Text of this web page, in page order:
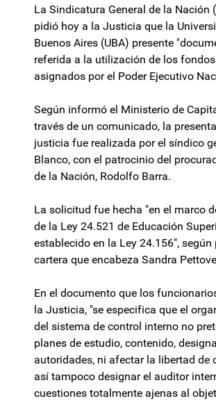
La Sindicatura General de la Nación
pidió hoy a la Justicia que la
Buenos Aires (UBA) presente
referida a la utilización de los
asignados por el Poder Ejecutivo
Según informó el Ministerio de
través de un comunicado, la
justicia fue realizada por el síndico
Blanco, con el patrocinio del
de la Nación, Rodolfo Barra.
La solicitud fue hecha "en el marco
de la Ley 24.521 de Educación
establecido en la Ley 24.156", según
cartera que encabeza Sandra
En el documento que los
la Justicia, "se especifica que el
del sistema de control interno no
planes de estudio, contenido,
autoridades, ni afectar la libertad de
así tampoco designar el auditor
cuestiones totalmente ajenas al